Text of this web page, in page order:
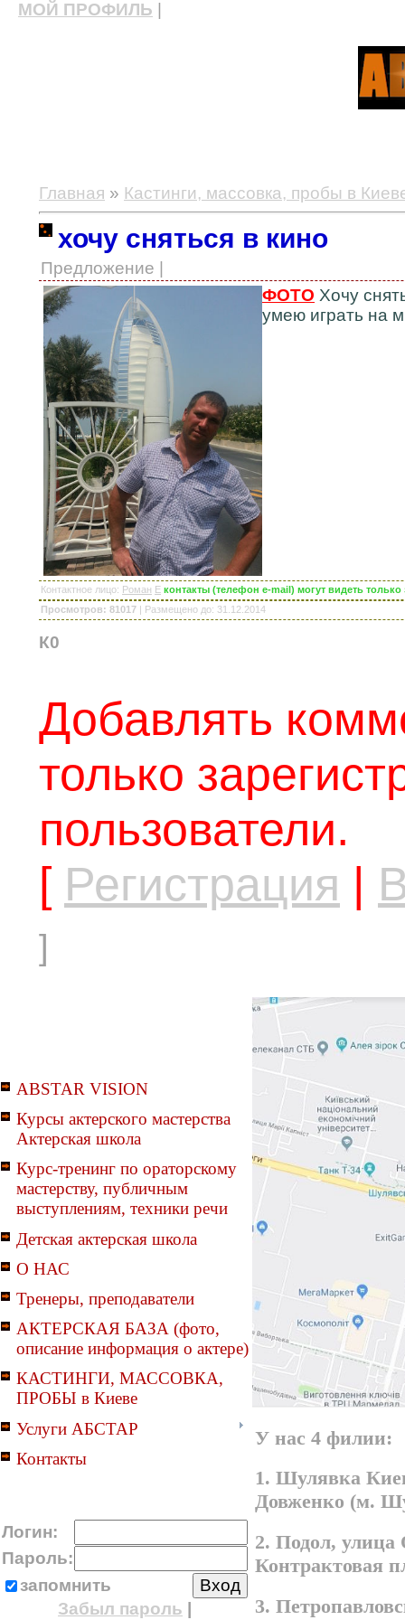
МОЙ ПРОФИЛЬ
Главная » Кастинги, массовка, пробы в
хочу сняться в кино
Предложение |
ФОТО Хочу
умею играть на
Контактное лицо: Роман E контакты (телефон e-mail) могут видеть
Просмотров: 81017 | Размещено до: 31.12.2014
К0
Добавлять
только
пользователи.
[ Регистрация |
]
ABSTAR VISION
Курсы актерского мастерства
Актерская школа
Курс-тренинг по ораторскому
мастерству, публичным
выступлениям, техники речи
Детская актерская школа
О НАС
Тренеры, преподаватели
АКТЕРСКАЯ БАЗА (фото,
описание информация о актере)
КАСТИНГИ, МАССОВКА,
ПРОБЫ в Киеве
Услуги АБСТАР
Контакты
Логин:
Пароль:
запомнить
Забыл пароль
У нас 4 филии:
1. Шулявка
Довженко (м.
2. Подол,
Контрактовая
3.